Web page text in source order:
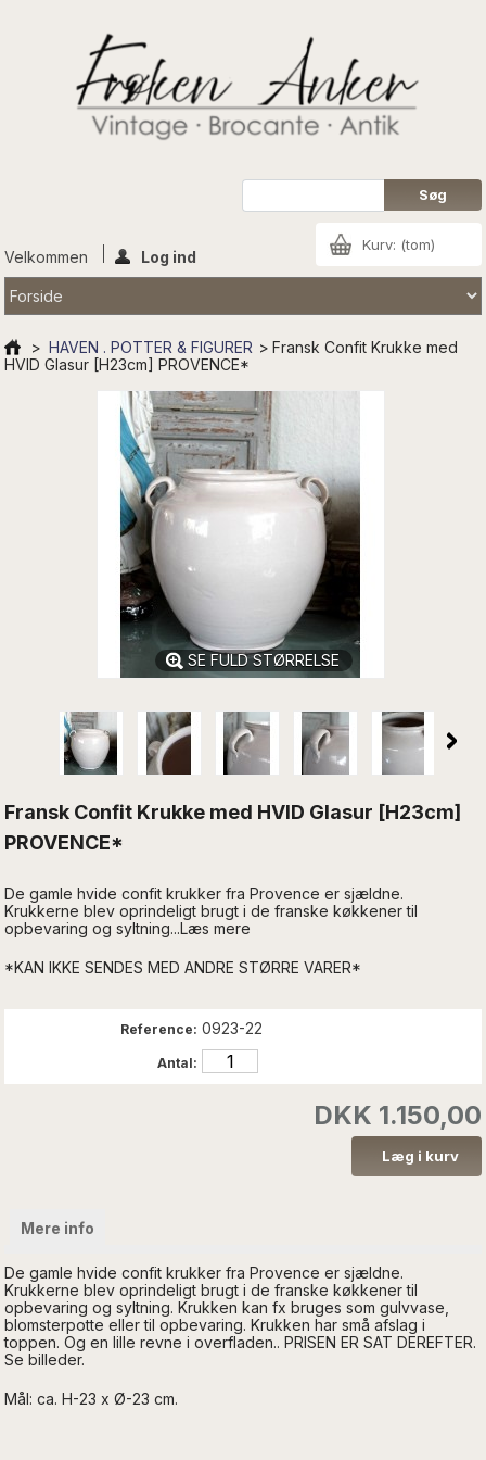
Kurv: (tom)
Velkommen Log ind
> HAVEN . POTTER & FIGURER > Fransk Confit Krukke med
HVID Glasur [H23cm] PROVENCE*
SE FULD STØRRELSE
Fransk Confit Krukke med HVID Glasur [H23cm]
PROVENCE*
De gamle hvide confit krukker fra Provence er sjældne.
Krukkerne blev oprindeligt brugt i de franske køkkener til
opbevaring og syltning...Læs mere
*KAN IKKE SENDES MED ANDRE STØRRE VARER*
Reference: 0923-22
Antal:
DKK 1.150,00
Mere info
De gamle hvide confit krukker fra Provence er sjældne.
Krukkerne blev oprindeligt brugt i de franske køkkener til
opbevaring og syltning. Krukken kan fx bruges som gulvvase,
blomsterpotte eller til opbevaring. Krukken har små afslag i
toppen. Og en lille revne i overfladen.. PRISEN ER SAT DEREFTER.
Se billeder.
Mål: ca. H-23 x Ø-23 cm.